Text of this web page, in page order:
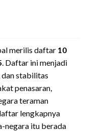
merilis daftar 10
. Daftar ini menjadi
dan stabilitas
penasaran,
teraman
lengkapnya
negara itu berada